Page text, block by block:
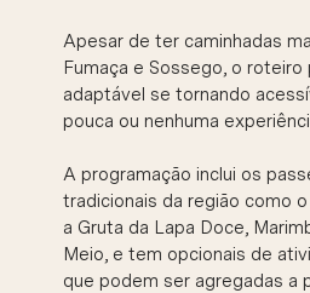
Apesar de ter caminhadas
Fumaça e Sossego, o
adaptável se tornando
pouca ou nenhuma
A programação inclui os
tradicionais da região como
a Gruta da Lapa Doce,
Meio, e tem opcionais de
que podem ser agregadas a